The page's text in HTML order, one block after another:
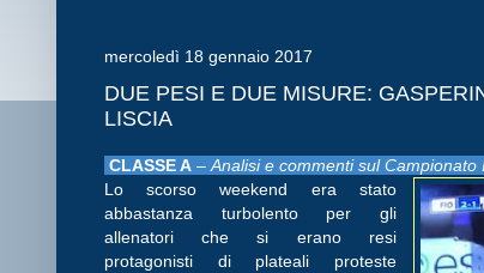
mercoledì 18 gennaio 2017
DUE PESI E DUE MISURE:
LISCIA
CLASSE A – Analisi e commenti sul Campionato
Lo scorso weekend era stato
abbastanza turbolento per gli
allenatori che si erano resi
protagonisti di plateali proteste